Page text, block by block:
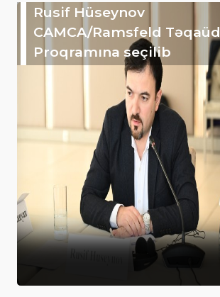
Rusif Hüseynov
CAMCA/Ramsfeld Təqaüd
Proqramına seçilib